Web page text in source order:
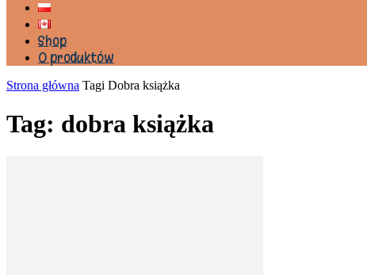
Shop
0 produktów
Strona główna Tagi Dobra książka
Tag: dobra książka